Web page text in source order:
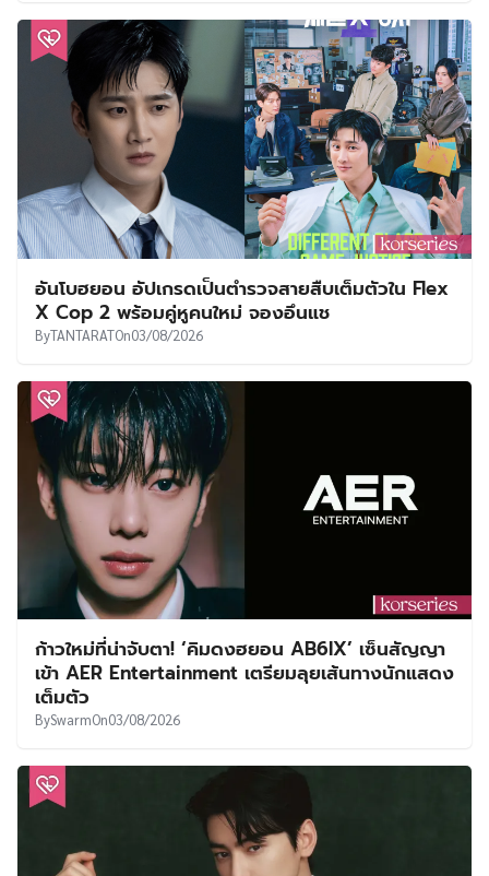
อันโบฮยอน อัปเกรดเป็นตำรวจสายสืบเต็มตัวใน Flex
X Cop 2 พร้อมคู่หูคนใหม่ จองอึนแช
ByTANTARATOn03/08/2026
ก้าวใหม่ที่น่าจับตา! ‘คิมดงฮยอน AB6IX’ เซ็นสัญญา
เข้า AER Entertainment เตรียมลุยเส้นทางนักแสดง
เต็มตัว
BySwarmOn03/08/2026